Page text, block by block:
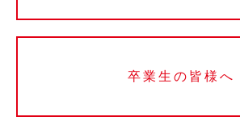
卒業生の皆様へ